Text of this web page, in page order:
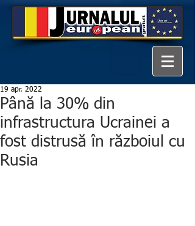
Până la 30% din
infrastructura Ucrainei a
fost distrusă în războiul cu
Rusia
19 apr. 2022